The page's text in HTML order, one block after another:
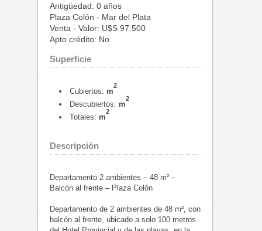
Antigüedad: 0 años
Plaza Colón - Mar del Plata
Venta - Valor: U$S 97.500
Apto crédito: No
Superficie
Cubiertos: m
2
Descubiertos: m
2
Totales: m
2
Descripción
Departamento 2 ambientes – 48 m² –
Balcón al frente – Plaza Colón
Departamento de 2 ambientes de 48 m², con
balcón al frente, ubicado a solo 100 metros